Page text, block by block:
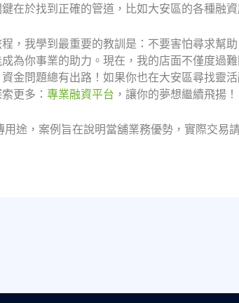
在於找到正確的管道，比如大安區的各種融
，我學到最重要的教訓是：不要害怕尋求幫
為你事業的助力。現在，我的店面不僅度過
金問題總有出路！如果你也在大安區尋找靈
更多： 專業融資平台 ，讓你的夢想繼續飛揚！
用途，案例旨在說明當舖業務優勢，實際交易